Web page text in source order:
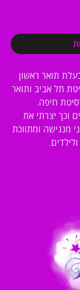
תואר ראשון
תל אביב ותואר
חיפה.
וכך יצרתי את
מנגישה ומתווכת